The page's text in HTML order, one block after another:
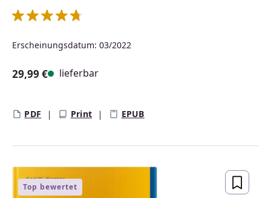
Erscheinungsdatum: 03/2022
29,99 € lieferbar
PDF Print EPUB
Top bewertet